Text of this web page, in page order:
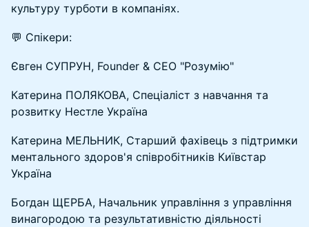
культуру турботи в компаніях.
💬 Спікери:
Євген СУПРУН, Founder & CEO "Розумію"
Катерина ПОЛЯКОВА, Спеціаліст з навчання та
розвитку Нестле Україна
Катерина МЕЛЬНИК, Старший фахівець з підтримки
ментального здоров'я співробітників Київстар
Україна
Богдан ЩЕРБА, Начальник управління з управління
винагородою та результативністю діяльності